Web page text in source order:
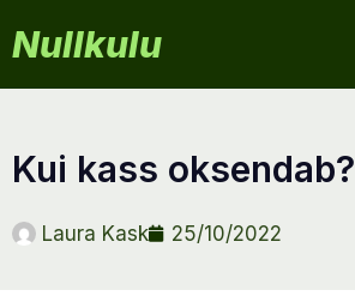
Nullkulu
kui kass oksendab?
Laura Kask 25/10/2022